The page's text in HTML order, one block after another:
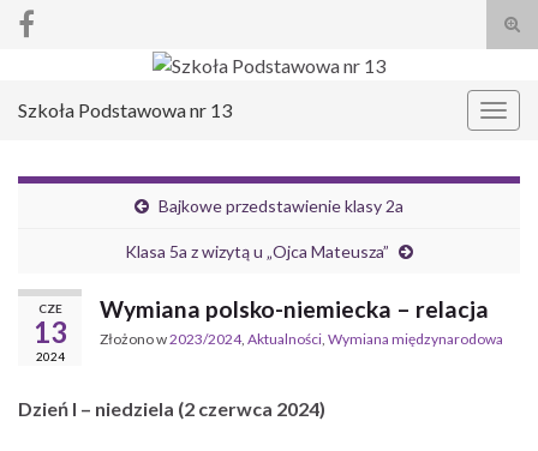
Search for:
Szkoła Podstawowa nr 13
Bajkowe przedstawienie klasy 2a
Klasa 5a z wizytą u „Ojca Mateusza”
CZE
13
2024
Wymiana polsko-niemiecka – relacja
Złożono w2023/2024, Aktualności Wymiana międzynarodowa
Dzień I – niedziela (2 czerwca 2024)